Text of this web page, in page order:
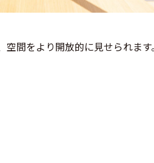
空間をより開放的に見せられます